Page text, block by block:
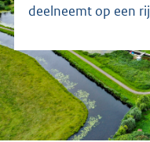
deelneemt op een rij